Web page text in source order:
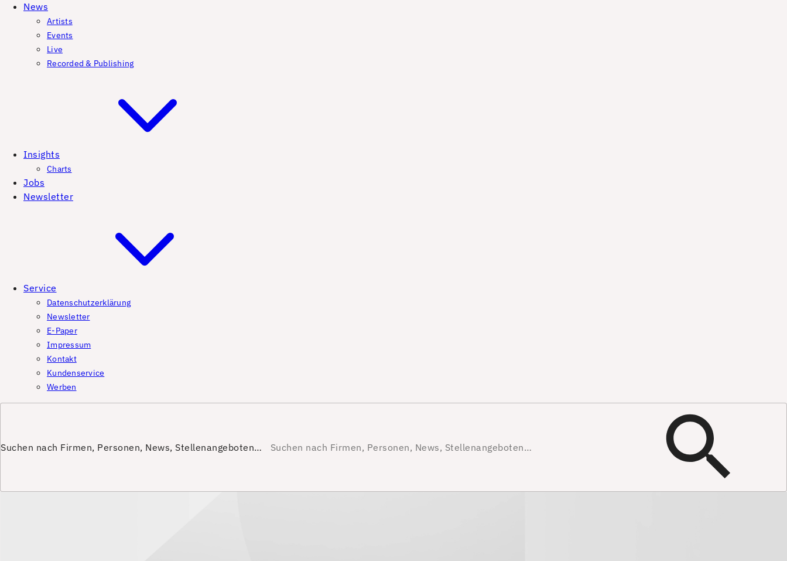
News
Artists
Events
Live
Recorded & Publishing
Insights
Charts
Jobs
Newsletter
Service
Datenschutzerklärung
Newsletter
E-Paper
Impressum
Kontakt
Kundenservice
Werben
Suchen nach Firmen, Personen, News, Stellenangeboten…